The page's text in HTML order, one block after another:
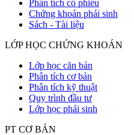
Phân tích cổ phiếu
Chứng khoán phái sinh
Sách - Tài liệu
LỚP HỌC CHỨNG KHOÁN
Lớp học căn bản
Phân tích cơ bản
Phân tích kỹ thuật
Quy trình đầu tư
Lớp học phái sinh
PT CƠ BẢN